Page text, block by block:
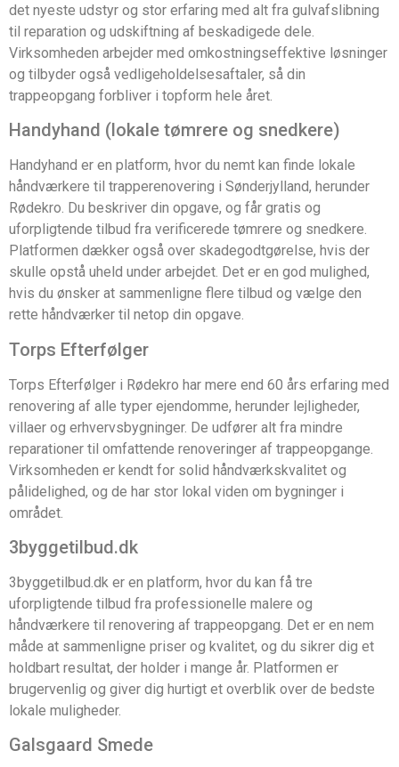
det nyeste udstyr og stor erfaring med alt fra gulvafslibning
til reparation og udskiftning af beskadigede dele.
Virksomheden arbejder med omkostningseffektive løsninger
og tilbyder også vedligeholdelsesaftaler, så din
trappeopgang forbliver i topform hele året.
Handyhand (lokale tømrere og snedkere)
Handyhand er en platform, hvor du nemt kan finde lokale
håndværkere til trapperenovering i Sønderjylland, herunder
Rødekro. Du beskriver din opgave, og får gratis og
uforpligtende tilbud fra verificerede tømrere og snedkere.
Platformen dækker også over skadegodtgørelse, hvis der
skulle opstå uheld under arbejdet. Det er en god mulighed,
hvis du ønsker at sammenligne flere tilbud og vælge den
rette håndværker til netop din opgave.
Torps Efterfølger
Torps Efterfølger i Rødekro har mere end 60 års erfaring med
renovering af alle typer ejendomme, herunder lejligheder,
villaer og erhvervsbygninger. De udfører alt fra mindre
reparationer til omfattende renoveringer af trappeopgange.
Virksomheden er kendt for solid håndværkskvalitet og
pålidelighed, og de har stor lokal viden om bygninger i
området.
3byggetilbud.dk
3byggetilbud.dk er en platform, hvor du kan få tre
uforpligtende tilbud fra professionelle malere og
håndværkere til renovering af trappeopgang. Det er en nem
måde at sammenligne priser og kvalitet, og du sikrer dig et
holdbart resultat, der holder i mange år. Platformen er
brugervenlig og giver dig hurtigt et overblik over de bedste
lokale muligheder.
Galsgaard Smede